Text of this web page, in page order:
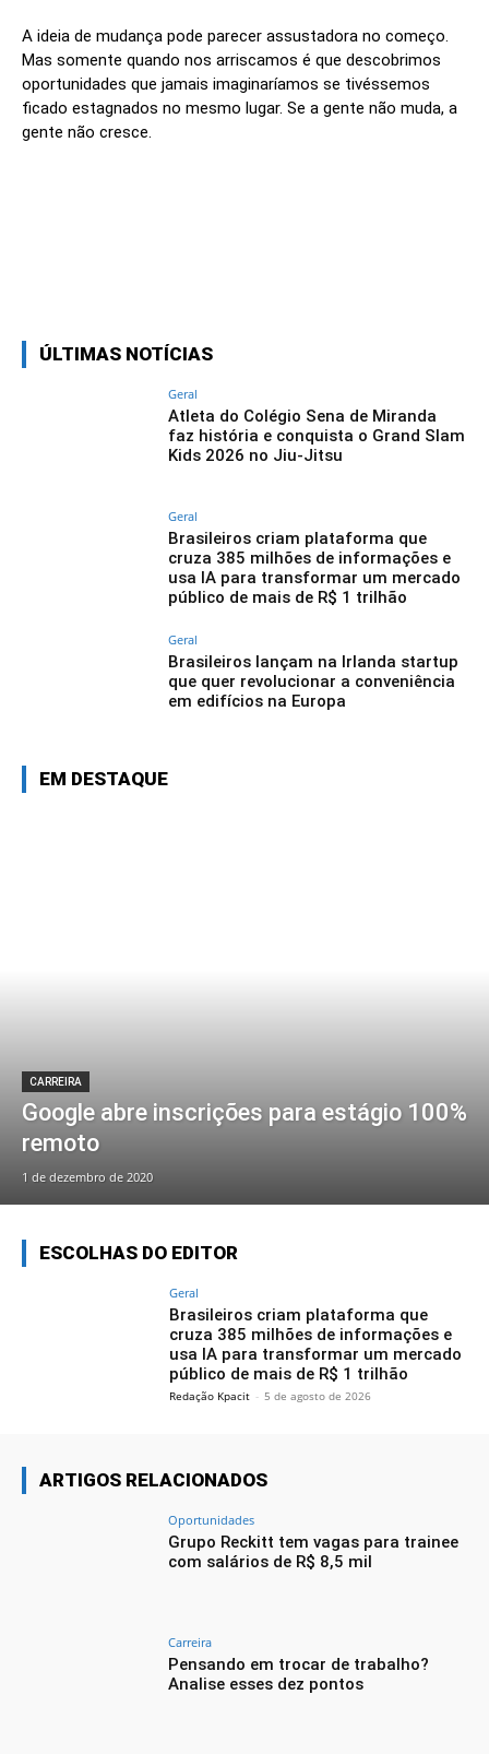
A ideia de mudança pode parecer assustadora no começo.
Mas somente quando nos arriscamos é que descobrimos
oportunidades que jamais imaginaríamos se tivéssemos
ficado estagnados no mesmo lugar. Se a gente não muda, a
gente não cresce.
ÚLTIMAS NOTÍCIAS
Geral
Atleta do Colégio Sena de Miranda
faz história e conquista o Grand Slam
Kids 2026 no Jiu-Jitsu
Geral
Brasileiros criam plataforma que
cruza 385 milhões de informações e
usa IA para transformar um mercado
público de mais de R$ 1 trilhão
Geral
Brasileiros lançam na Irlanda startup
que quer revolucionar a conveniência
em edifícios na Europa
EM DESTAQUE
CARREIRA
Google abre inscrições para estágio 100%
remoto
1 de dezembro de 2020
ESCOLHAS DO EDITOR
Geral
Brasileiros criam plataforma que
cruza 385 milhões de informações e
usa IA para transformar um mercado
público de mais de R$ 1 trilhão
Redação Kpacit - 5 de agosto de 2026
ARTIGOS RELACIONADOS
Oportunidades
Grupo Reckitt tem vagas para trainee
com salários de R$ 8,5 mil
Carreira
Pensando em trocar de trabalho?
Analise esses dez pontos